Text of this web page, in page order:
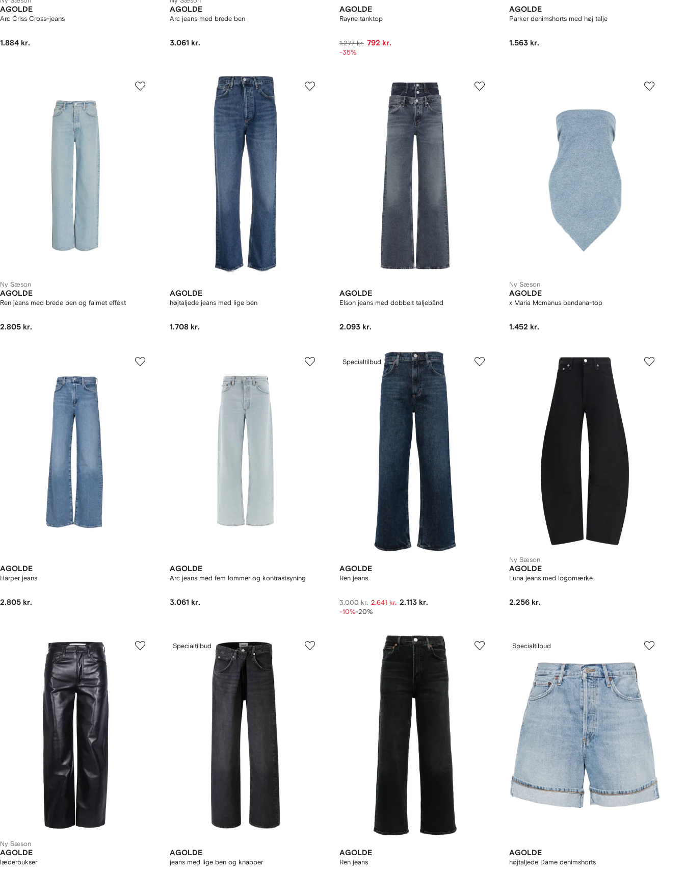
AGOLDE
Arc Criss Cross-jeans
1.884 kr.
AGOLDE
Arc jeans med brede ben
3.061 kr.
AGOLDE
Rayne tanktop
1.277 kr. 792 kr.
-35%
AGOLDE
Parker denimshorts med høj talje
1.563 kr.
Ny Sæson
AGOLDE
Ren jeans med brede ben og falmet effekt
2.805 kr.
AGOLDE
højtaljede jeans med lige ben
1.708 kr.
AGOLDE
Elson jeans med dobbelt taljebånd
2.093 kr.
Ny Sæson
AGOLDE
x Maria Mcmanus bandana-top
1.452 kr.
AGOLDE
Harper jeans
2.805 kr.
AGOLDE
Arc jeans med fem lommer og kontrastsyning
3.061 kr.
Specialtilbud
AGOLDE
Ren jeans
3.000 kr. 2.641 kr. 2.113 kr.
-10%-20%
Ny Sæson
AGOLDE
Luna jeans med logomærke
2.256 kr.
Ny Sæson
AGOLDE
læderbukser
Specialtilbud
AGOLDE
jeans med lige ben og knapper
AGOLDE
Ren jeans
Specialtilbud
AGOLDE
højtaljede Dame denimshorts